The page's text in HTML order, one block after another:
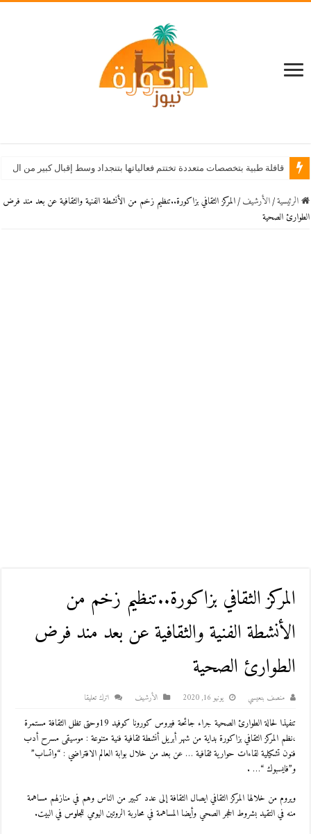
الرئيسية / اﻷرشيف / المركز الثقافي بزاكورة..تنظيم زخم من الأنشطة الفنية والثقافية عن بعد مند فرض
الطوارئ الصحية
المركز الثقافي بزاكورة..تنظيم زخم من
الأنشطة الفنية والثقافية عن بعد مند فرض
الطوارئ الصحية
منصف بنعيسي يونيو 16, 2020 اﻷرشيف اترك تعليقا
تنفيذا لحالة الطوارئ الصحية جراء جائحة فيروس كورونا كوفيد 19وحتى تظل الثقافة مستمرة
،نظم المركز الثقافي بزاكورة بداية من شهر أبريل أنشطة ثقافية فنية متنوعة : موسيقى مسرح أدب
فنون تشكيلية لقاءات حوارية ثقافية … عن بعد من خلال بوابة العالم الافتراضي : “واتساب”
و”فايسبوك “… .
ويروم من خلالها المركز الثقافي ايصال الثقافة إلى عدد كبير من الناس وهم في منازلهم مساهمة
منه في التقيد بشروط الحجر الصحي وأيضا المساهمة في محاربة الروتين اليومي للجلوس في البيت.